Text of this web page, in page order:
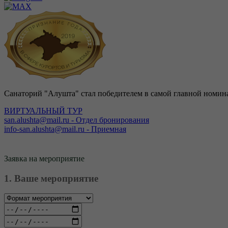
Санаторий "Алушта" стал победителем в самой главной
ВИРТУАЛЬНЫЙ ТУР
san.alushta@mail.ru - Отдел бронирования
info-san.alushta@mail.ru - Приемная
Заявка на мероприятие
1. Ваше мероприятие